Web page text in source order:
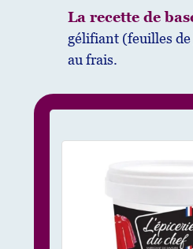
La recette de
gélifiant (feuilles de
au frais.